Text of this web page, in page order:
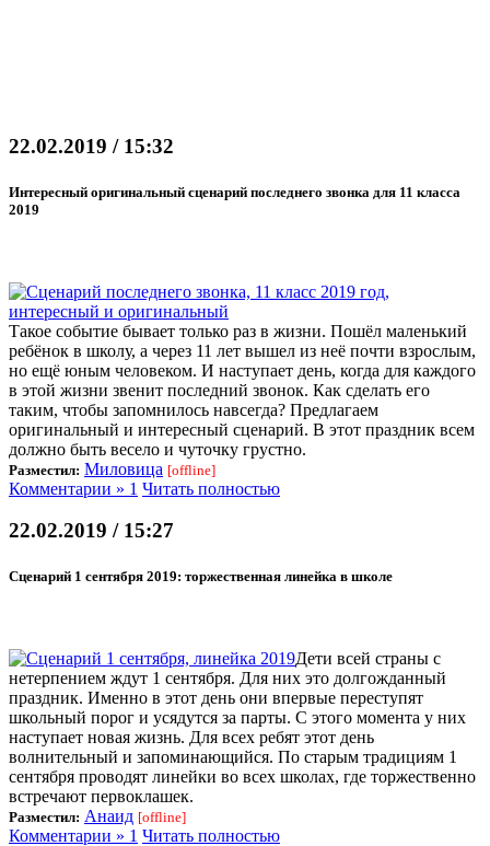
22.02.2019 / 15:32
Интересный оригинальный сценарий последнего звонка для 11 класса
2019
Такое событие бывает только раз в жизни. Пошёл маленький
ребёнок в школу, а через 11 лет вышел из неё почти взрослым,
но ещё юным человеком. И наступает день, когда для каждого
в этой жизни звенит последний звонок. Как сделать его
таким, чтобы запомнилось навсегда? Предлагаем
оригинальный и интересный сценарий. В этот праздник всем
должно быть весело и чуточку грустно.
Разместил: Миловица [offline]
Комментарии » 1 Читать полностью
22.02.2019 / 15:27
Сценарий 1 сентября 2019: торжественная линейка в школе
Дети всей страны с
нетерпением ждут 1 сентября. Для них это долгожданный
праздник. Именно в этот день они впервые переступят
школьный порог и усядутся за парты. С этого момента у них
наступает новая жизнь. Для всех ребят этот день
волнительный и запоминающийся. По старым традициям 1
сентября проводят линейки во всех школах, где торжественно
встречают первоклашек.
Разместил: Анаид [offline]
Комментарии » 1 Читать полностью